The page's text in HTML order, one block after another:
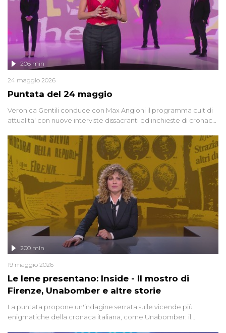
Puntata del 24 maggio
206 min
24 maggio 2026
Veronica Gentili conduce con Max Angioni il programma cult di
attualita' con nuove interviste dissacranti ed inchieste di cronaca
Le Iene presentano: Inside - Il mostro di
Firenze, Unabomber e altre storie
200 min
19 maggio 2026
La puntata propone un'indagine serrata sulle vicende più
enigmatiche della cronaca italiana, come Unabomber: il